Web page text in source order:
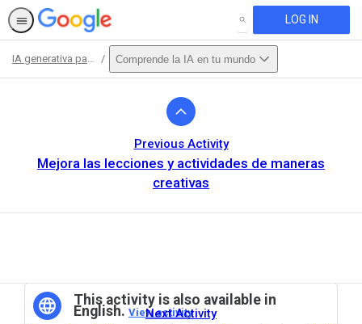
SEARCH LOG IN
IA generativa para educadores Comprende la IA en tu mundo
Previous Activity
Mejora las lecciones y actividades de maneras
creativas
This activity is also available in
English. View activity
Next Activity